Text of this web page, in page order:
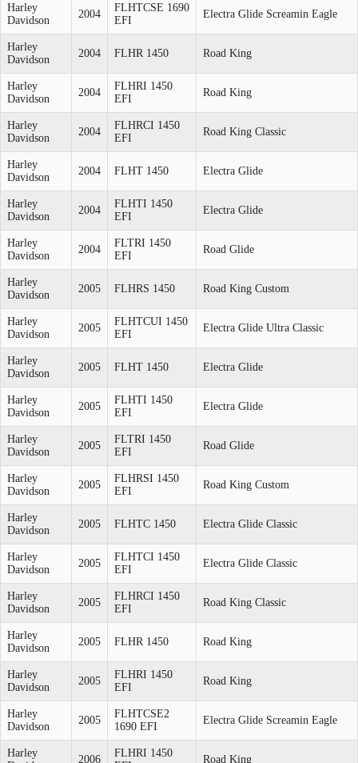
Harley
Davidson
2004
FLHTCSE 1690
EFI
Electra Glide Screamin Eagle
Harley
Davidson
2004 FLHR 1450 Road King
Harley
Davidson
2004
FLHRI 1450
EFI
Road King
Harley
Davidson
2004
FLHRCI 1450
EFI
Road King Classic
Harley
Davidson
2004 FLHT 1450 Electra Glide
Harley
Davidson
2004
FLHTI 1450
EFI
Electra Glide
Harley
Davidson
2004
FLTRI 1450
EFI
Road Glide
Harley
Davidson
2005 FLHRS 1450 Road King Custom
Harley
Davidson
2005
FLHTCUI 1450
EFI
Electra Glide Ultra Classic
Harley
Davidson
2005 FLHT 1450 Electra Glide
Harley
Davidson
2005
FLHTI 1450
EFI
Electra Glide
Harley
Davidson
2005
FLTRI 1450
EFI
Road Glide
Harley
Davidson
2005
FLHRSI 1450
EFI
Road King Custom
Harley
Davidson
2005 FLHTC 1450 Electra Glide Classic
Harley
Davidson
2005
FLHTCI 1450
EFI
Electra Glide Classic
Harley
Davidson
2005
FLHRCI 1450
EFI
Road King Classic
Harley
Davidson
2005 FLHR 1450 Road King
Harley
Davidson
2005
FLHRI 1450
EFI
Road King
Harley
Davidson
2005
FLHTCSE2
1690 EFI
Electra Glide Screamin Eagle
Harley
2006
FLHRI 1450
Road King